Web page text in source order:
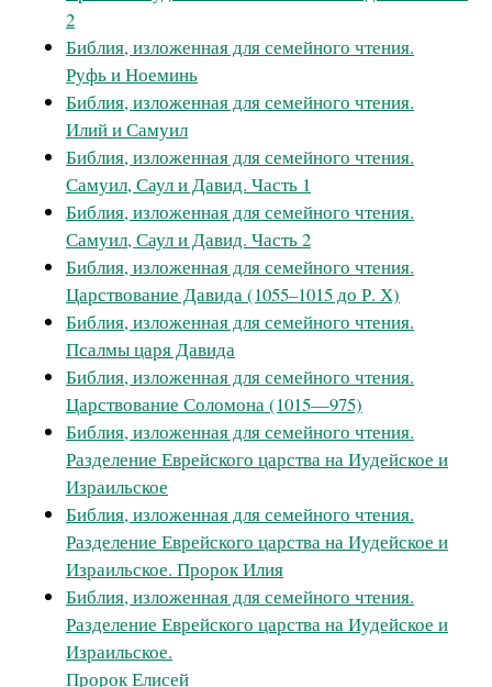
2
Библия, изложенная для семейного чтения.
Руфь и Ноеминь
Библия, изложенная для семейного чтения.
Илий и Самуил
Библия, изложенная для семейного чтения.
Самуил, Саул и Давид. Часть 1
Библия, изложенная для семейного чтения.
Самуил, Саул и Давид. Часть 2
Библия, изложенная для семейного чтения.
Царствование Давида (1055–1015 до Р. Х)
Библия, изложенная для семейного чтения.
Псалмы царя Давида
Библия, изложенная для семейного чтения.
Царствование Соломона (1015—975)
Библия, изложенная для семейного чтения.
Разделение Еврейского царства на Иудейское и
Израильское
Библия, изложенная для семейного чтения.
Разделение Еврейского царства на Иудейское и
Израильское. Пророк Илия
Библия, изложенная для семейного чтения.
Разделение Еврейского царства на Иудейское и
Израильское.
Пророк Елисей